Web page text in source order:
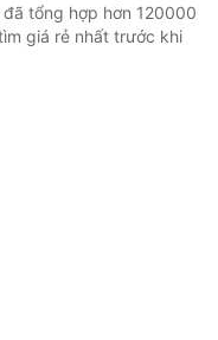
tổng hợp hơn 120000
giá rẻ nhất trước khi